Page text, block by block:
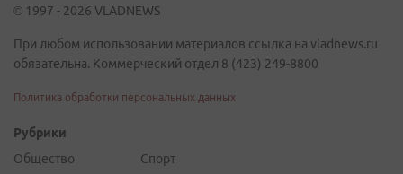
© 1997 - 2026 VLADNEWS
При любом использовании материалов ссылка на vladnews.ru
обязательна. Коммерческий отдел 8 (423) 249-8800
Политика обработки персональных данных
Рубрики
Общество
Спорт